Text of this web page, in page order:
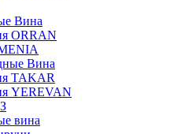
Вина
ORRAN
Вина
TAKAR
YEREVAN
вина